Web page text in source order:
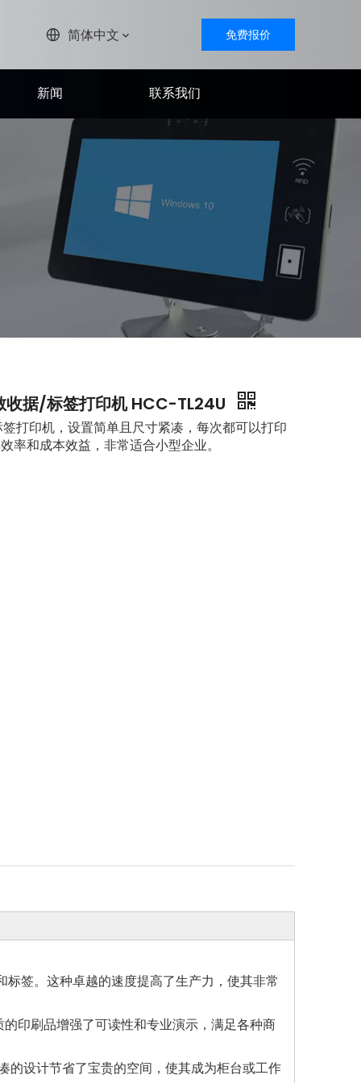
简体中文 免费报价
新闻 联系我们
据/标签打印机 HCC-TL24U
打印机，设置简单且尺寸紧凑，每次都可以打印
率和成本效益，非常适合小型企业。
签。这种卓越的速度提高了生产力，使其非常
印刷品增强了可读性和专业演示，满足各种商
的设计节省了宝贵的空间，使其成为柜台或工作